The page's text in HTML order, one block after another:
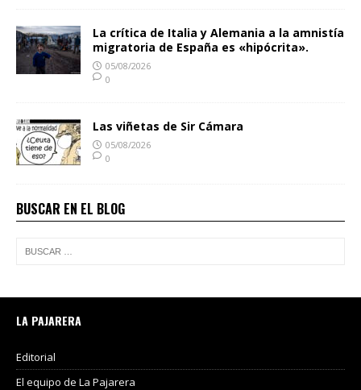
La crítica de Italia y Alemania a la amnistía
migratoria de España es «hipócrita».
05/08/2026
0
Las viñetas de Sir Cámara
05/08/2026
0
BUSCAR EN EL BLOG
LA PAJARERA
Editorial
El equipo de La Pajarera